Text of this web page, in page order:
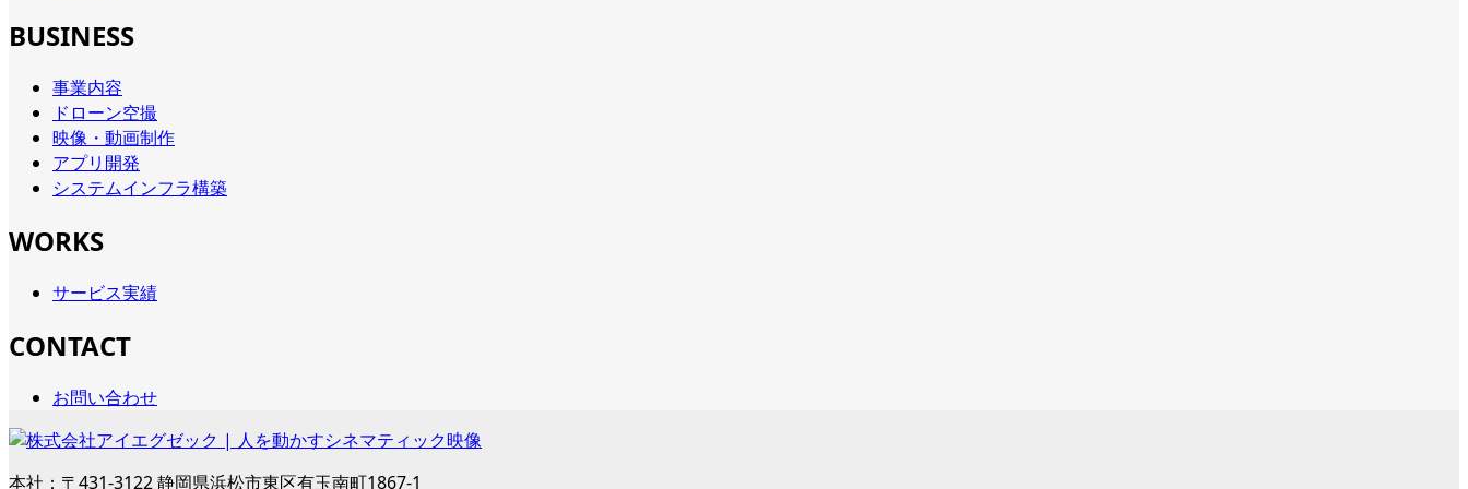
BUSINESS
事業内容
ドローン空撮
映像・動画制作
アプリ開発
システムインフラ構築
WORKS
サービス実績
CONTACT
お問い合わせ
本社：〒431-3122 静岡県浜松市東区有玉南町1867-1